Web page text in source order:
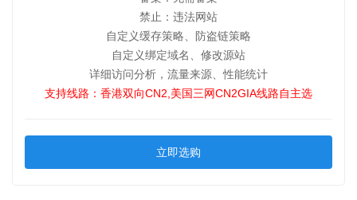
禁止：违法网站
自定义缓存策略、防盗链策略
自定义绑定域名、修改源站
详细访问分析，流量来源、性能统计
支持线路：香港双向CN2,美国三网CN2GIA线路自主选
立即选购